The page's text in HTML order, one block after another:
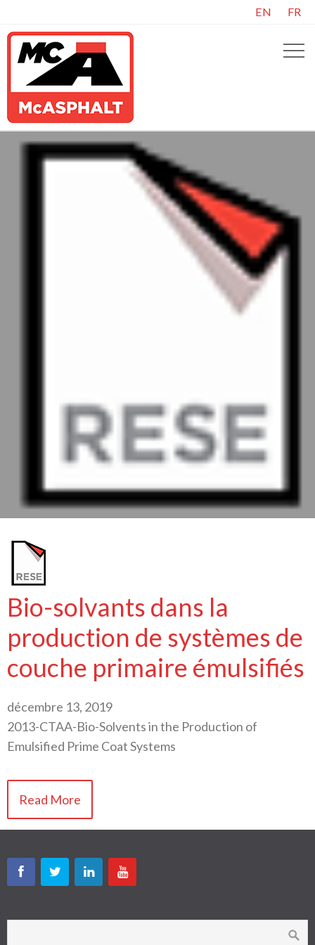
EN FR
Bio-solvants dans la
production de systèmes de
couche primaire émulsifiés
décembre 13, 2019
2013-CTAA-Bio-Solvents in the Production of
Emulsified Prime Coat Systems
Read More